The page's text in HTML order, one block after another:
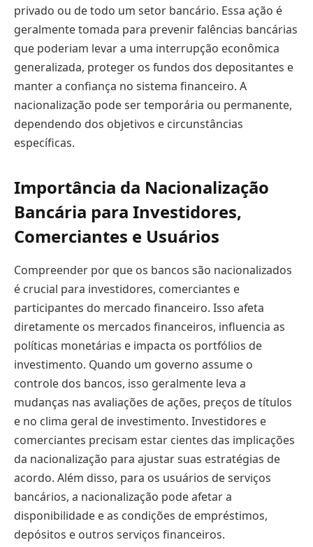
privado ou de todo um setor bancário. Essa ação é
geralmente tomada para prevenir falências bancárias
que poderiam levar a uma interrupção econômica
generalizada, proteger os fundos dos depositantes e
manter a confiança no sistema financeiro. A
nacionalização pode ser temporária ou permanente,
dependendo dos objetivos e circunstâncias
específicas.
Importância da Nacionalização
Bancária para Investidores,
Comerciantes e Usuários
Compreender por que os bancos são nacionalizados
é crucial para investidores, comerciantes e
participantes do mercado financeiro. Isso afeta
diretamente os mercados financeiros, influencia as
políticas monetárias e impacta os portfólios de
investimento. Quando um governo assume o
controle dos bancos, isso geralmente leva a
mudanças nas avaliações de ações, preços de títulos
e no clima geral de investimento. Investidores e
comerciantes precisam estar cientes das implicações
da nacionalização para ajustar suas estratégias de
acordo. Além disso, para os usuários de serviços
bancários, a nacionalização pode afetar a
disponibilidade e as condições de empréstimos,
depósitos e outros serviços financeiros.